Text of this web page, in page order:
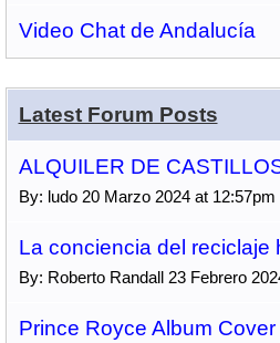
Video Chat de Andalucía
Latest Forum Posts
ALQUILER DE
By: ludo 20 Marzo 2024 at 12:57pm
La conciencia del reciclaje
By: Roberto Randall 23 Febrero
Prince Royce Album